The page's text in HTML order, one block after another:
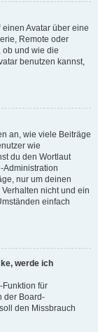
einen Avatar über eine
Remote oder
ob und wie die
benutzen kannst,
an, wie viele Beiträge
wie
du den Wortlaut
Administration
nur um deinen
nicht und ein
einfach
werde ich
Funktion für
der Board-
den Missbrauch